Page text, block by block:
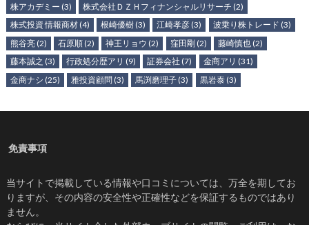
株アカデミー (3) 株式会社ＤＺＨフィナンシャルリサーチ (2)
株式投資 情報商材(4) 根崎優樹 (3) 江崎孝彦 (3) 波乗り株トレード (3)
熊谷亮(2) 石原順 (2) 神王リョウ (2) 窪田剛(2) 藤崎慎也(2)
藤本誠之 (3) 行政処分歴アリ (9) 証券会社 (7) 金商アリ (31)
金商ナシ (25) 雅投資顧問 (3) 馬渕磨理子 (3) 黒岩泰(3)
免責事項
当サイトで掲載している情報や口コミについては、万全を期してお
りますが、その内容の安全性や正確性などを保証するものではあり
ません。